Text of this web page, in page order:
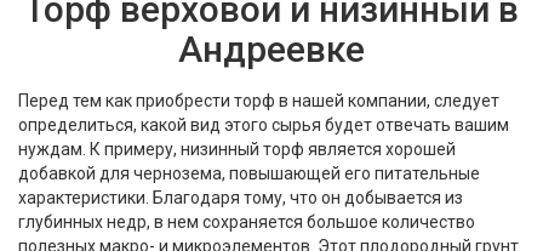
Торф верховой и низинный в
Андреевке
Перед тем как приобрести торф в нашей компании, следует
определиться, какой вид этого сырья будет отвечать вашим
нуждам. К примеру, низинный торф является хорошей
добавкой для чернозема, повышающей его питательные
характеристики. Благодаря тому, что он добывается из
глубинных недр, в нем сохраняется большое количество
полезных макро- и микроэлементов. Этот плодородный грунт